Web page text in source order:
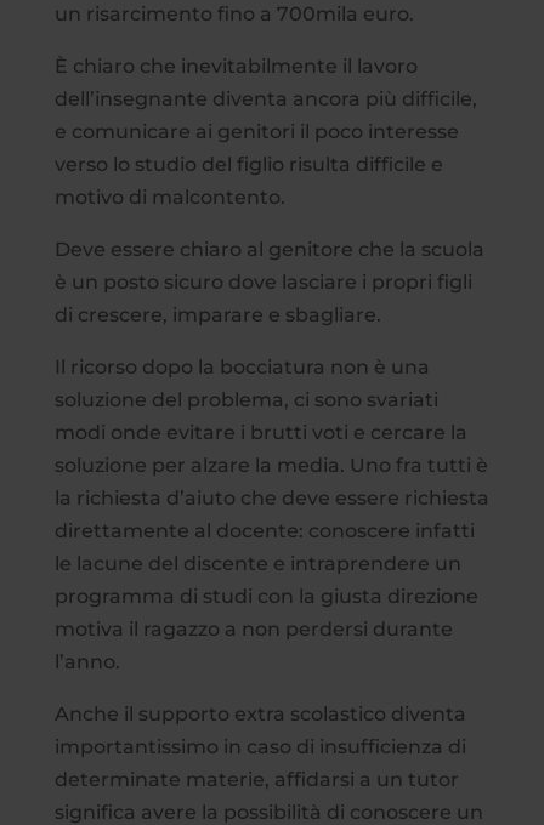
un risarcimento fino a 700mila euro.
È chiaro che inevitabilmente il lavoro
dell’insegnante diventa ancora più difficile,
e comunicare ai genitori il poco interesse
verso lo studio del figlio risulta difficile e
motivo di malcontento.
Deve essere chiaro al genitore che la scuola
è un posto sicuro dove lasciare i propri figli
di crescere, imparare e sbagliare.
Il ricorso dopo la bocciatura non è una
soluzione del problema, ci sono svariati
modi onde evitare i brutti voti e cercare la
soluzione per alzare la media. Uno fra tutti è
la richiesta d’aiuto che deve essere richiesta
direttamente al docente: conoscere infatti
le lacune del discente e intraprendere un
programma di studi con la giusta direzione
motiva il ragazzo a non perdersi durante
l’anno.
Anche il supporto extra scolastico diventa
importantissimo in caso di insufficienza di
determinate materie, affidarsi a un tutor
significa avere la possibilità di conoscere un